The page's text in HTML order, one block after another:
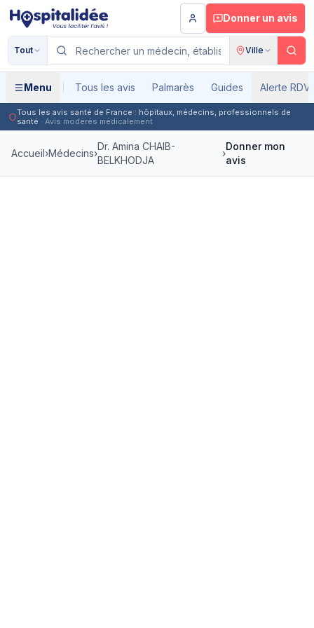
Aller au contenu principal
Donner un avis
Tout Ville
Menu Tous les avis Palmarès Guides Alerte RDV
Tous les avis santé de France : hôpitaux, médecins, professionnels de
santé · Avis modérés médicalement
Accueil›Médecins›
Dr. Amina CHAIB-
BELKHODJA
›
Donner mon
avis